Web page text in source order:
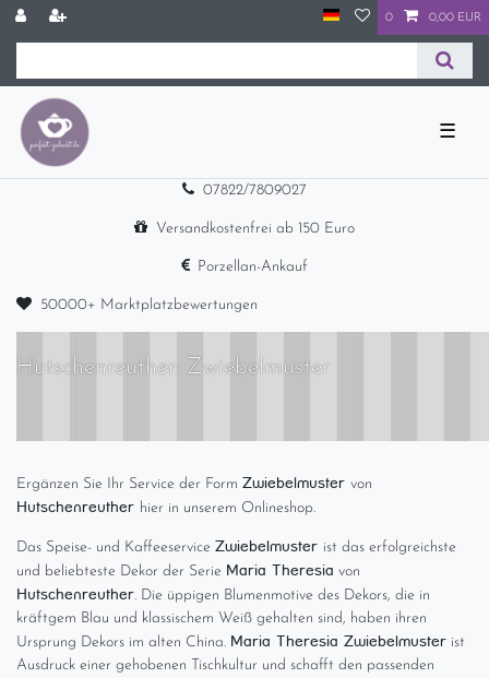
0 0,00 EUR
☰
07822/7809027
Versandkostenfrei ab 150 Euro
Porzellan-Ankauf
50000+ Marktplatzbewertungen
Hutschenreuther: Zwiebelmuster
Ergänzen Sie Ihr Service der Form Zwiebelmuster von
Hutschenreuther hier in unserem Onlineshop.
Das Speise- und Kaffeeservice Zwiebelmuster ist das erfolgreichste
und beliebteste Dekor der Serie Maria Theresia von
Hutschenreuther. Die üppigen Blumenmotive des Dekors, die in
kräftgem Blau und klassischem Weiß gehalten sind, haben ihren
Ursprung Dekors im alten China. Maria Theresia Zwiebelmuster ist
Ausdruck einer gehobenen Tischkultur und schafft den passenden